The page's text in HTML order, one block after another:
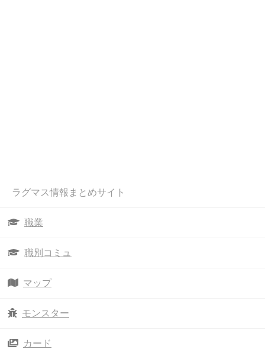
ラグマス情報まとめサイト
職業
職別コミュ
マップ
モンスター
カード